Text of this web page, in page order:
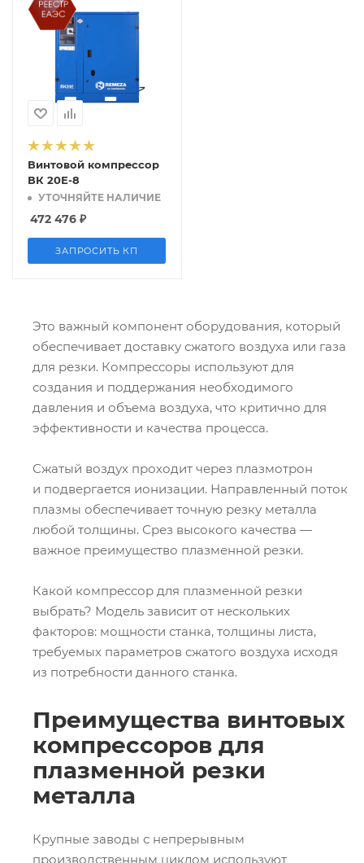
Винтовой компрессор
ВК 20Е-8
УТОЧНЯЙТЕ НАЛИЧИЕ
472 476 ₽
ЗАПРОСИТЬ КП
Это важный компонент оборудования, который
обеспечивает доставку сжатого воздуха или газа
для резки. Компрессоры используют для
создания и поддержания необходимого
давления и объема воздуха, что критично для
эффективности и качества процесса.
Сжатый воздух проходит через плазмотрон
и подвергается ионизации. Направленный поток
плазмы обеспечивает точную резку металла
любой толщины. Срез высокого качества —
важное преимущество плазменной резки.
Какой компрессор для плазменной резки
выбрать? Модель зависит от нескольких
факторов: мощности станка, толщины листа,
требуемых параметров сжатого воздуха исходя
из потребности данного станка.
Преимущества винтовых
компрессоров для
плазменной резки
металла
Крупные заводы с непрерывным
производственным циклом используют